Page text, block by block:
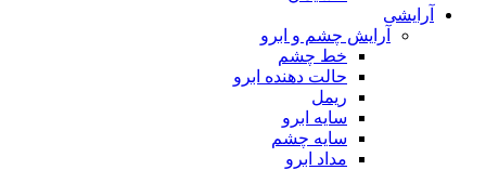
آرایشی
آرایش چشم و ابرو
خط چشم
حالت دهنده ابرو
ریمل
سایه ابرو
سایه چشم
مداد ابرو